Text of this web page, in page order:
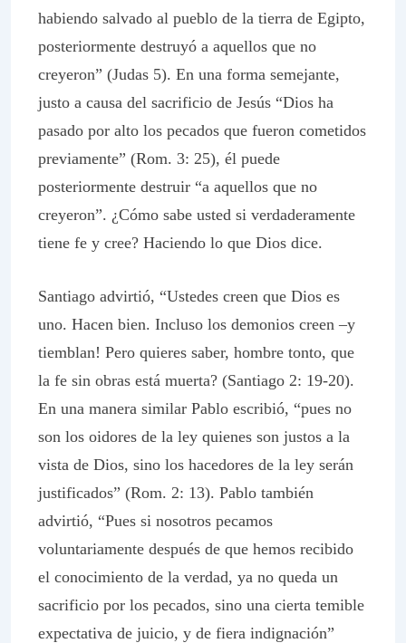
habiendo salvado al pueblo de la tierra de Egipto,
posteriormente destruyó a aquellos que no
creyeron” (Judas 5). En una forma semejante,
justo a causa del sacrificio de Jesús “Dios ha
pasado por alto los pecados que fueron cometidos
previamente” (Rom. 3: 25), él puede
posteriormente destruir “a aquellos que no
creyeron”. ¿Cómo sabe usted si verdaderamente
tiene fe y cree? Haciendo lo que Dios dice.
Santiago advirtió, “Ustedes creen que Dios es
uno. Hacen bien. Incluso los demonios creen –y
tiemblan! Pero quieres saber, hombre tonto, que
la fe sin obras está muerta? (Santiago 2: 19-20).
En una manera similar Pablo escribió, “pues no
son los oidores de la ley quienes son justos a la
vista de Dios, sino los hacedores de la ley serán
justificados” (Rom. 2: 13). Pablo también
advirtió, “Pues si nosotros pecamos
voluntariamente después de que hemos recibido
el conocimiento de la verdad, ya no queda un
sacrificio por los pecados, sino una cierta temible
expectativa de juicio, y de fiera indignación”